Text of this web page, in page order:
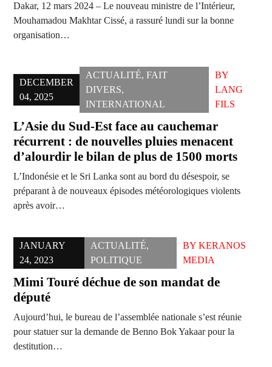
Dakar, 12 mars 2024 – Le nouveau ministre de l’Intérieur,
Mouhamadou Makhtar Cissé, a rassuré lundi sur la bonne
organisation…
DECEMBER
04, 2025
ACTUALITÉ, FAIT
DIVERS,
INTERNATIONAL
BY
LANG
FILS
L’Asie du Sud-Est face au cauchemar
récurrent : de nouvelles pluies menacent
d’alourdir le bilan de plus de 1500 morts
L’Indonésie et le Sri Lanka sont au bord du désespoir, se
préparant à de nouveaux épisodes météorologiques violents
après avoir…
JANUARY
24, 2023
ACTUALITÉ,
POLITIQUE
BY KERANOS
MEDIA
Mimi Touré déchue de son mandat de
député
Aujourd’hui, le bureau de l’assemblée nationale s’est réunie
pour statuer sur la demande de Benno Bok Yakaar pour la
destitution…